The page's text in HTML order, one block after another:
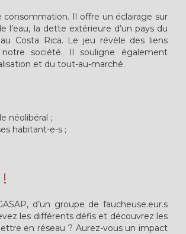
Il offre un éclairage sur
la dette extérieure d’un pays du
Costa Rica. Le jeu révèle des liens
société. Il souligne également
et du tout-au-marché.
néolibéral ;
habitant-e-s ;
d’un groupe de faucheuse.eur.s
les différents défis et découvrez les
en réseau ? Aurez-vous un impact